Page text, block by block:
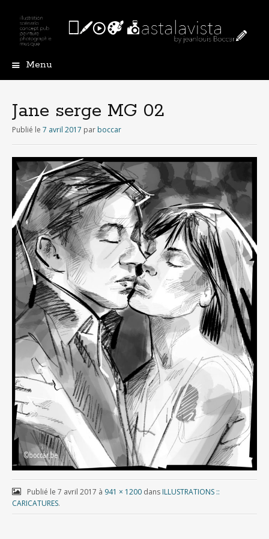
Menu
e
r
c
o
t
e
n
u
p
r
i
c
i
p
a
Jane serge MG 02
Publié le 7 avril 2017 par boccar
Publié le 7 avril 2017 à 941 × 1200dans ILLUSTRATIONS ::
CARICATURES.